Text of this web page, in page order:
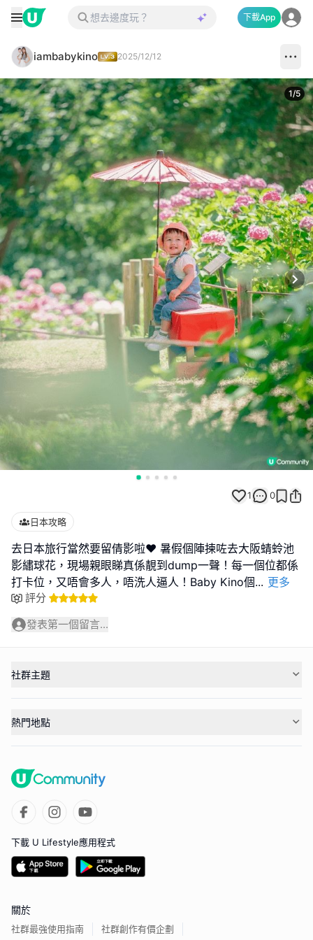
下載App
iambabykino 2025/12/12
1/5
1 0
日本攻略
去日本旅行當然要留倩影啦❤️ 暑假個陣揀咗去大阪蜻蛉池
影繡球花，現場親眼睇真係靚到dump一聲！每一個位都係
打卡位，又唔會多人，唔洗人逼人！Baby Kino個... 更多
評分
發表第一個留言...
社群主題
熱門地點
下載 U Lifestyle應用程式
關於
社群最強使用指南 社群創作有價企劃